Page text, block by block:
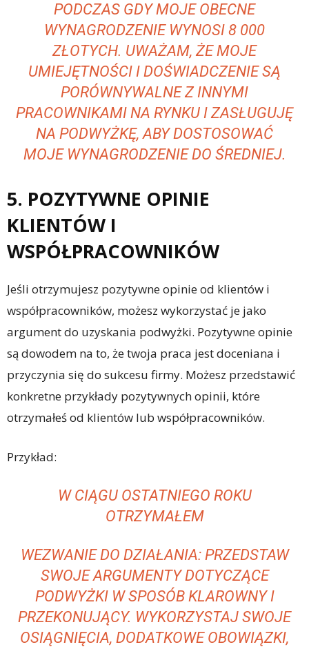
PODCZAS GDY MOJE OBECNE
WYNAGRODZENIE WYNOSI 8 000
ZŁOTYCH. UWAŻAM, ŻE MOJE
UMIEJĘTNOŚCI I DOŚWIADCZENIE SĄ
PORÓWNYWALNE Z INNYMI
PRACOWNIKAMI NA RYNKU I ZASŁUGUJĘ
NA PODWYŻKĘ, ABY DOSTOSOWAĆ
MOJE WYNAGRODZENIE DO ŚREDNIEJ.
5. POZYTYWNE OPINIE
KLIENTÓW I
WSPÓŁPRACOWNIKÓW
Jeśli otrzymujesz pozytywne opinie od klientów i
współpracowników, możesz wykorzystać je jako
argument do uzyskania podwyżki. Pozytywne opinie
są dowodem na to, że twoja praca jest doceniana i
przyczynia się do sukcesu firmy. Możesz przedstawić
konkretne przykłady pozytywnych opinii, które
otrzymałeś od klientów lub współpracowników.
Przykład:
W CIĄGU OSTATNIEGO ROKU
OTRZYMAŁEM
WEZWANIE DO DZIAŁANIA: PRZEDSTAW
SWOJE ARGUMENTY DOTYCZĄCE
PODWYŻKI W SPOSÓB KLAROWNY I
PRZEKONUJĄCY. WYKORZYSTAJ SWOJE
OSIĄGNIĘCIA, DODATKOWE OBOWIĄZKI,